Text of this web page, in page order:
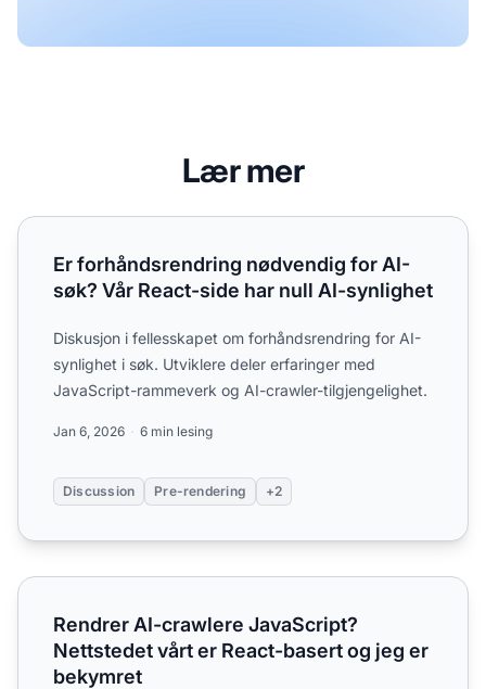
Lær mer
Er forhåndsrendring nødvendig for AI-søk? Vår React-
Er forhåndsrendring nødvendig for AI-
søk? Vår React-side har null AI-synlighet
Diskusjon i fellesskapet om forhåndsrendring for AI-
synlighet i søk. Utviklere deler erfaringer med
JavaScript-rammeverk og AI-crawler-tilgjengelighet.
Jan 6, 2026 6 min lesing
Discussion Pre-rendering +2
Rendrer AI-crawlere JavaScript? Nettstedet vårt er
Rendrer AI-crawlere JavaScript?
Nettstedet vårt er React-basert og jeg er
bekymret